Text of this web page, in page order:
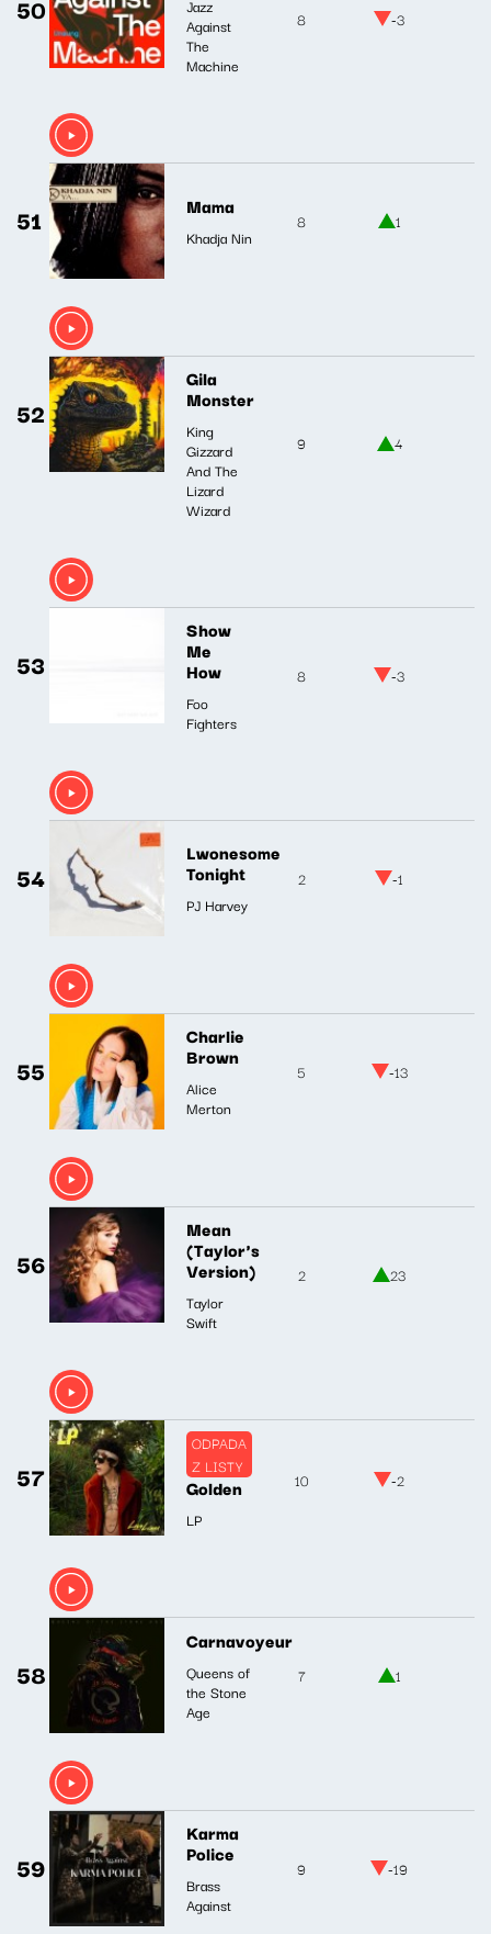
50
Jazz
Against
The
Machine
8 -3
51 Mama
Khadja Nin
8 1
52
Gila
Monster
King
Gizzard
And The
Lizard
Wizard
9 4
53
Show
Me
How
Foo
Fighters
8 -3
54
Lwonesome
Tonight
PJ Harvey
2 -1
55
Charlie
Brown
Alice
Merton
5 -13
56
Mean
(Taylor's
Version)
Taylor
Swift
2 23
57
ODPADA
Z LISTY
Golden
LP
10 -2
58
Carnavoyeur
Queens of
the Stone
Age
7 1
59
Karma
Police
Brass
Against
9 -19